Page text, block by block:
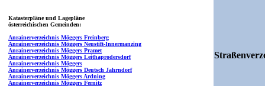
Katasterpläne und Lagepläne
österreichischen Gemeinden:
Anrainerverzeichnis Möggers Freinberg
Anrainerverzeichnis Möggers Neustift-Innermanzing
Anrainerverzeichnis Möggers Pramet
Anrainerverzeichnis Möggers Leithaprodersdorf
Anrainerverzeichnis Möggers
Anrainerverzeichnis Möggers Deutsch Jahrndorf
Anrainerverzeichnis Möggers Ardning
Anrainerverzeichnis Möggers Fernitz